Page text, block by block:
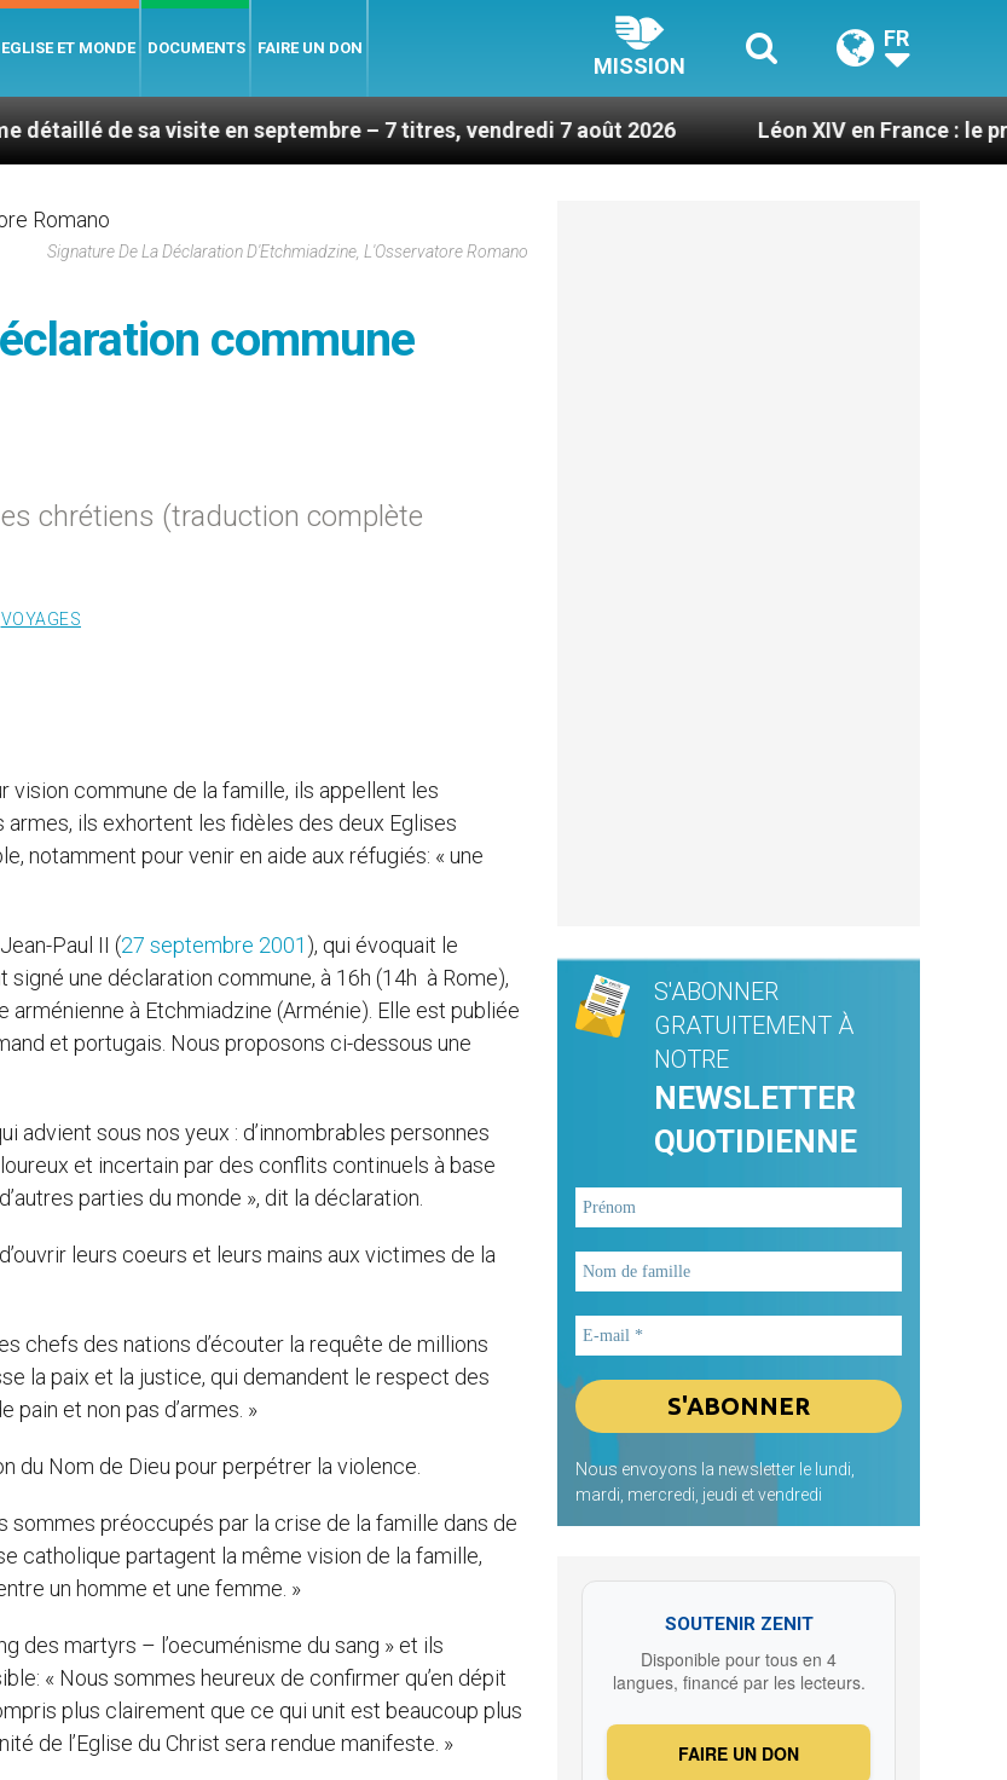
EGLISE ET MONDE DOCUMENTS FAIRE UN DON
MISSION
FR
visite en septembre – 7 titres, vendredi 7 août 2026 Léon XIV en France : le programme
Signature De La Déclaration D'Etchmiadzine, L'Osservatore Romano
commune
chrétiens (traduction complète
VOYAGES
vision commune de la famille, ils appellent les
armes, ils exhortent les fidèles des deux Eglises
notamment pour venir en aide aux réfugiés: « une
Paul II (27 septembre 2001), qui évoquait le
une déclaration commune, à 16h (14h à Rome),
arménienne à Etchmiadzine (Arménie). Elle est publiée
et portugais. Nous proposons ci-dessous une
advient sous nos yeux : d’innombrables personnes
et incertain par des conflits continuels à base
parties du monde », dit la déclaration.
leurs coeurs et leurs mains aux victimes de la
chefs des nations d’écouter la requête de millions
la paix et la justice, qui demandent le respect des
pain et non pas d’armes. »
du Nom de Dieu pour perpétrer la violence.
préoccupés par la crise de la famille dans de
catholique partagent la même vision de la famille,
un homme et une femme. »
des martyrs – l’oecuménisme du sang » et ils
« Nous sommes heureux de confirmer qu’en dépit
plus clairement que ce qui unit est beaucoup plus
de l’Eglise du Christ sera rendue manifeste. »
S'ABONNER
GRATUITEMENT À
NOTRE
NEWSLETTER
QUOTIDIENNE
Nous envoyons la newsletter le lundi,
mardi, mercredi, jeudi et vendredi
SOUTENIR ZENIT
Disponible pour tous en 4
langues, financé par les lecteurs.
FAIRE UN DON